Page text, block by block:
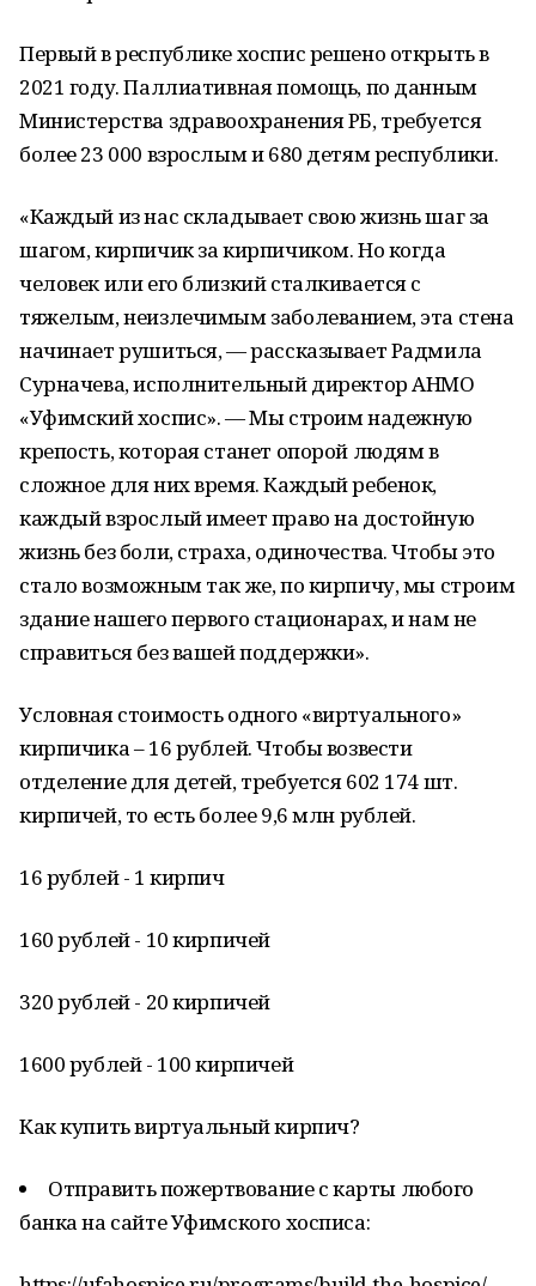
Первый в республике хоспис решено открыть в
2021 году. Паллиативная помощь, по данным
Министерства здравоохранения РБ, требуется
более 23 000 взрослым и 680 детям республики.
«Каждый из нас складывает свою жизнь шаг за
шагом, кирпичик за кирпичиком. Но когда
человек или его близкий сталкивается с
тяжелым, неизлечимым заболеванием, эта стена
начинает рушиться, — рассказывает Радмила
Сурначева, исполнительный директор АНМО
«Уфимский хоспис». — Мы строим надежную
крепость, которая станет опорой людям в
сложное для них время. Каждый ребенок,
каждый взрослый имеет право на достойную
жизнь без боли, страха, одиночества. Чтобы это
стало возможным так же, по кирпичу, мы строим
здание нашего первого стационарах, и нам не
справиться без вашей поддержки».
Условная стоимость одного «виртуального»
кирпичика – 16 рублей. Чтобы возвести
отделение для детей, требуется 602 174 шт.
кирпичей, то есть более 9,6 млн рублей.
16 рублей - 1 кирпич
160 рублей - 10 кирпичей
320 рублей - 20 кирпичей
1600 рублей - 100 кирпичей
Как купить виртуальный кирпич?
Отправить пожертвование с карты любого
банка на сайте Уфимского хосписа: